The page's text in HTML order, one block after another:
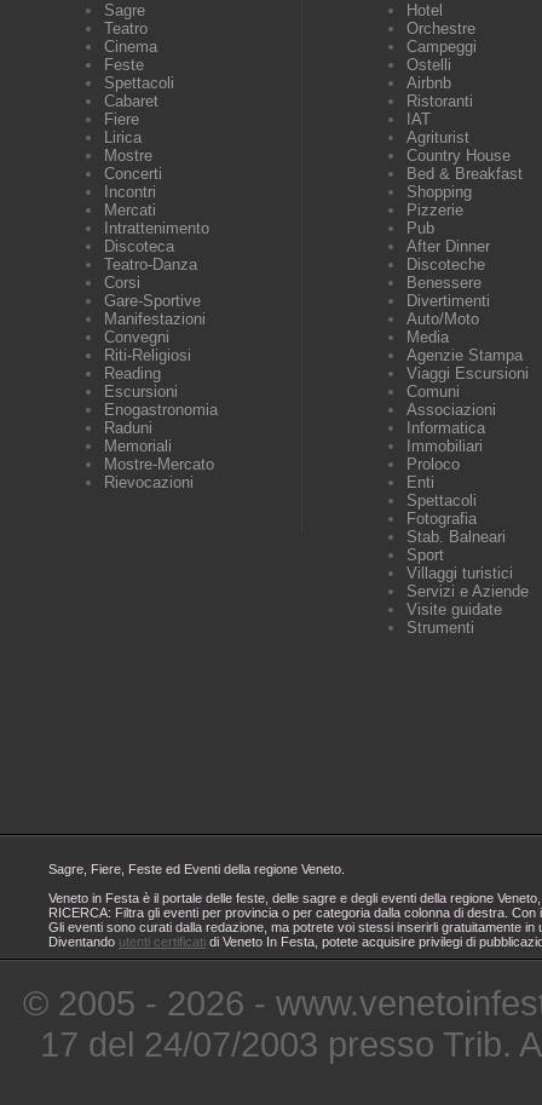
Sagre
Teatro
Cinema
Feste
Spettacoli
Cabaret
Fiere
Lirica
Mostre
Concerti
Incontri
Mercati
Intrattenimento
Discoteca
Teatro-Danza
Corsi
Gare-Sportive
Manifestazioni
Convegni
Riti-Religiosi
Reading
Escursioni
Enogastronomia
Raduni
Memoriali
Mostre-Mercato
Rievocazioni
Hotel
Orchestre
Campeggi
Ostelli
Airbnb
Ristoranti
IAT
Agriturist
Country House
Bed & Breakfast
Shopping
Pizzerie
Pub
After Dinner
Discoteche
Benessere
Divertimenti
Auto/Moto
Media
Agenzie Stampa
Viaggi Escursioni
Comuni
Associazioni
Informatica
Immobiliari
Proloco
Enti
Spettacoli
Fotografia
Stab. Balneari
Sport
Villaggi turistici
Servizi e Aziende
Visite guidate
Strumenti
Sagre, Fiere, Feste ed Eventi della regione Veneto.
Veneto in Festa è il portale delle feste, delle sagre e degli eventi della regione
RICERCA: Filtra gli eventi per provincia o per categoria dalla colonna di destra.
Gli eventi sono curati dalla redazione, ma potrete voi stessi inserirli gratuitamente
Diventando utenti certificati di Veneto In Festa, potete acquisire privilegi di
© 2005 - 2026 -
17 del 24/07/2003 presso Trib.